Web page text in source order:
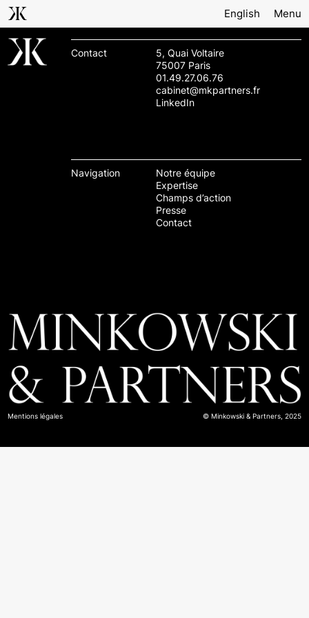
English Menu
Contact
5, Quai Voltaire
75007 Paris
01.49.27.06.76
cabinet@mkpartners.fr
LinkedIn
Navigation
Notre équipe
Expertise
Champs d’action
Presse
Contact
Mentions légales © Minkowski & Partners, 2025